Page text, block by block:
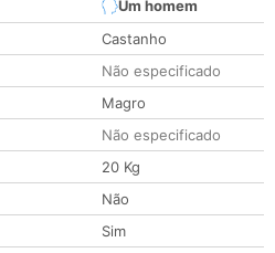
Um homem
Castanho
Não especificado
Magro
Não especificado
20 Kg
Não
Sim